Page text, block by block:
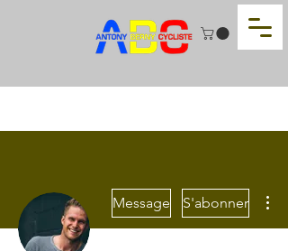
Message S'abonner